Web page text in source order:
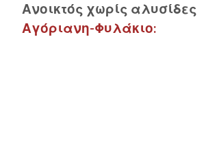
Ανοικτός χωρίς αλυσίδες
Αγόριανη-Φυλάκιο: